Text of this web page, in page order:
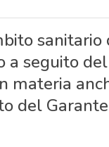
a seguito
materia
del